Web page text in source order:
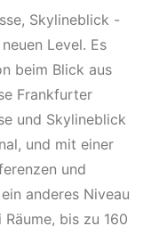
Skylineblick -
Level. Es
beim Blick aus
Frankfurter
und Skylineblick
und mit einer
und
anderes Niveau
bis zu 160